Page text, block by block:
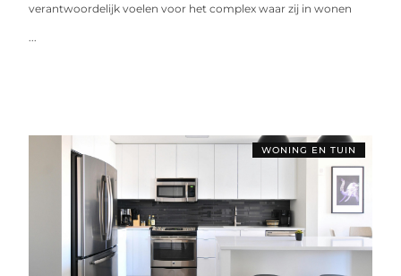
verantwoordelijk voelen voor het complex waar zij in wonen
...
WONING EN TUIN